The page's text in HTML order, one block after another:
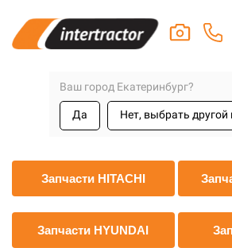
Ваш город Екатеринбург?
Да Нет, выбрать другой
Запчасти HITACHI
Запчасти HYUNDAI